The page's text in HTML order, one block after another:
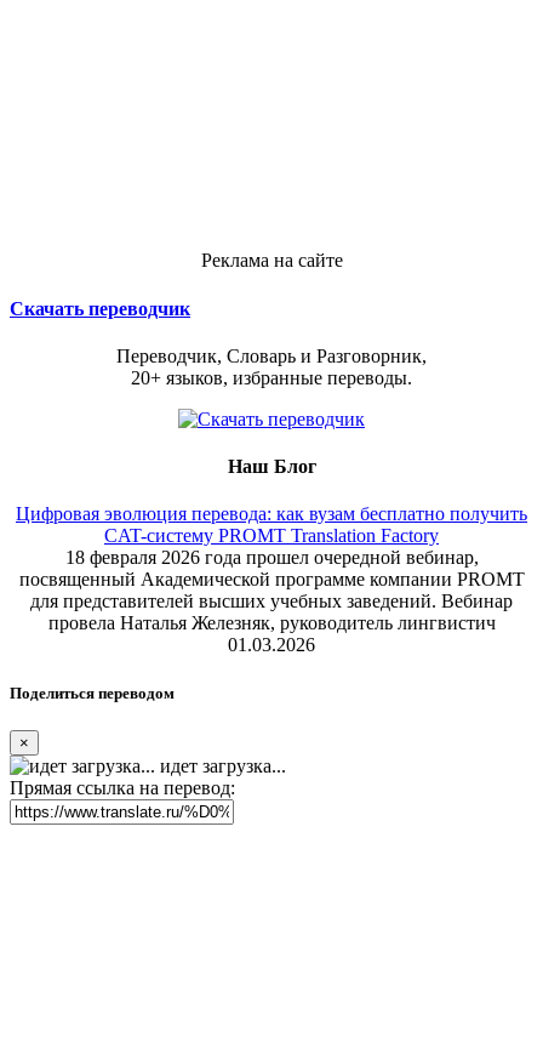
Реклама на сайте
Скачать переводчик
Переводчик, Словарь и Разговорник,
20+ языков, избранные переводы.
Наш Блог
Цифровая эволюция перевода: как вузам бесплатно получить
CAT-систему PROMT Translation Factory
18 февраля 2026 года прошел очередной вебинар,
посвященный Академической программе компании PROMT
для представителей высших учебных заведений. Вебинар
провела Наталья Железняк, руководитель лингвистич
01.03.2026
Поделиться переводом
×
идет загрузка...
Прямая ссылка на перевод: